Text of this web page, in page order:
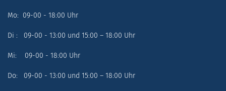
Mo: 09-00 - 18:00 Uhr
Di : 09-00 - 13:00 und 15:00 – 18:00 Uhr
Mi: 09-00 - 18:00 Uhr
Do: 09-00 - 13:00 und 15:00 – 18:00 Uhr